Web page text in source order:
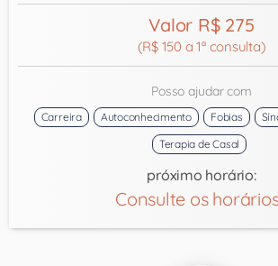
Valor R$ 275
(R$ 150 a 1ª consulta)
Posso ajudar com
Carreira Autoconhecimento Fobias
Terapia de Casal
próximo horário:
Consulte os